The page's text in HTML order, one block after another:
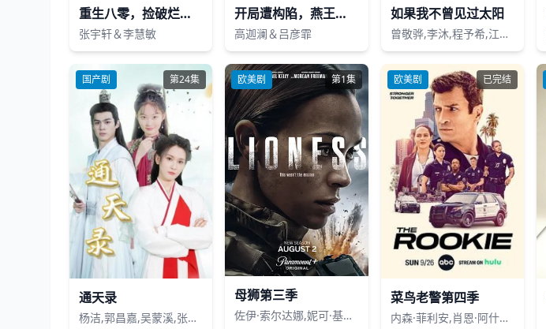
重生八零，捡破烂迎娶白富美
张宇轩＆李慧敏
开局遭构陷，燕王掌乾坤
高迦澜＆吕彦霏
如果我不曾见过太阳
曾敬骅,李沐,程予希,江齐,姚淳耀,马志翔,江宏恩,陈孝萱,石知田,徐钧浩,张洛偍,黄礼丰,谢章颖,谭善谦,蔡乔菲,陈孟琪,袁子芸,柯佳嬿
国产剧 第24集
通天录
杨洁,郭昌嘉,吴蒙溪,张十成
欧美剧 第1集
母狮第三季
佐伊·索尔达娜,妮可·基德曼,摩根·弗里曼,蕾斯拉·德·奥利维拉,拉莫尼卡·加勒特,吉尔·瓦格纳,迈克尔·凯利,珍尼希斯·罗德里格兹,詹姆斯·乔丹,戴夫·安纳布尔,伊恩·鲍汉,斯蒂芬妮·努尔,萨德·拉金比尔,汉娜·洛夫·拉尼尔,马特·杰拉德,伊丽萨维塔·奈莱丁,奥斯汀·赫伯特,塞莱斯蒂娜·哈里斯,杰克·迪米奇,阿森·格里戈罗夫
欧美剧 已完结
菜鸟老警第四季
内森·菲利安,肖恩·阿什莫,梅姬娅·考克斯,艾尔莎·迪亚茨,Salvadore,Guerrero,Jr.,理查德·琼斯,小泰特斯·马金,麦丽莎·奥尼尔,Tiago,Roberts,Jose,Velazquez,艾里克·温特,Gigi,Zumbado